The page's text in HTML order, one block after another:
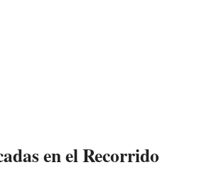
en el Recorrido